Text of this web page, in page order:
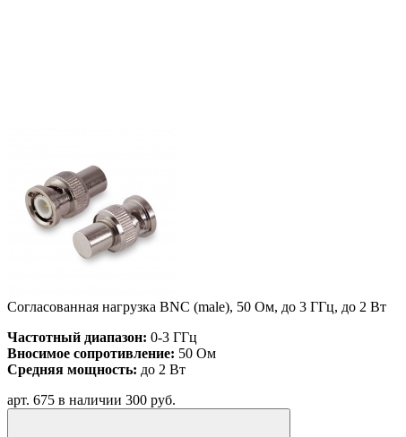
Согласованная нагрузка BNC (male), 50 Ом, до 3 ГГц, до 2 Вт
Частотный диапазон: 0-3 ГГц
Вносимое сопротивление: 50 Ом
Средняя мощность: до 2 Вт
арт. 675 в наличии 300 руб.